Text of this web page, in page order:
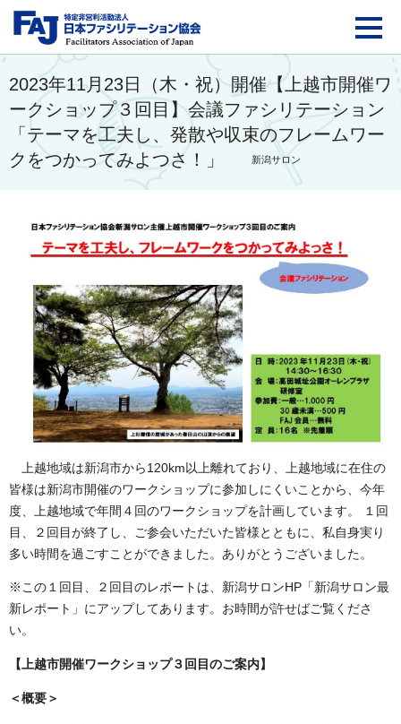
FAJ：特定非営利活動
2023年11月23日（木・祝）開催【上越市開催ワ
ークショップ３回目】会議ファシリテーション
「テーマを工夫し、発散や収束のフレームワー
クをつかってみよつさ！」
新潟サロン
上越地域は新潟市から120km以上離れており、上越地域に在住の
皆様は新潟市開催のワークショップに参加しにくいことから、今年
度、上越地域で年間４回のワークショップを計画しています。 １回
目、２回目が終了し、ご参会いただいた皆様とともに、私自身実り
多い時間を過ごすことができました。ありがとうございました。
※この１回目、２回目のレポートは、新潟サロンHP「新潟サロン最
新レポート」にアップしてあります。お時間が許せばご覧くださ
い。
【上越市開催ワークショップ３回目のご案内】
＜概要＞